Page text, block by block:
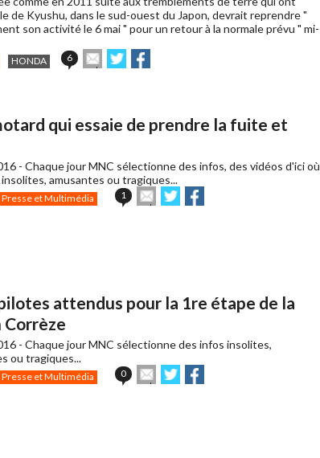
de Kyushu, dans le sud-ouest du Japon, devrait reprendre "
son activité le 6 mai " pour un retour à la normale prévu " mi-
HONDA 6
Envoyer
cet
ami
Partager
sur sur
qui essaie de prendre la fuite et
- Chaque jour MNC sélectionne des infos, des vidéos d'ici où
amusantes ou tragiques...
Presse et Multimédia 1
Envoyer
cet
Partager
sur sur
attendus pour la 1re étape de la
- Chaque jour MNC sélectionne des infos insolites,
ou tragiques...
Presse et Multimédia 0
Envoyer
cet
Partager
sur sur